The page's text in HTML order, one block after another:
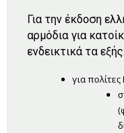
Για την έκδοση
αρμόδια για
ενδεικτικά τα εξής:
για πολίτες